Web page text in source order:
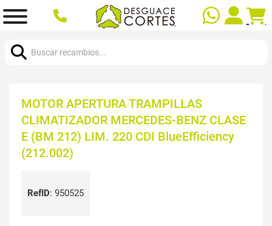
MOTOR APERTURA TRAMPILLAS
CLIMATIZADOR MERCEDES-BENZ CLASE
E (BM 212) LIM. 220 CDI BlueEfficiency
(212.002)
RefID: 950525